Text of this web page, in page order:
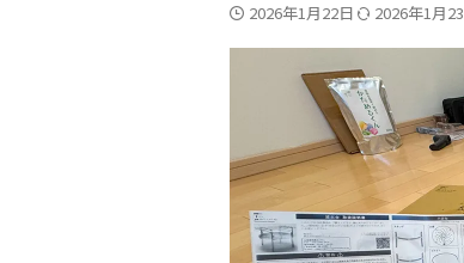
2026年1月22日 2026年1月